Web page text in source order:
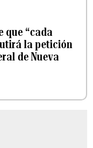
que “cada
la petición
de Nueva